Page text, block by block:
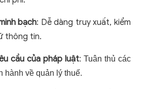
bạch: Dễ dàng truy xuất, kiểm
thông tin.
cầu của pháp luật: Tuân thủ các
hành về quản lý thuế.